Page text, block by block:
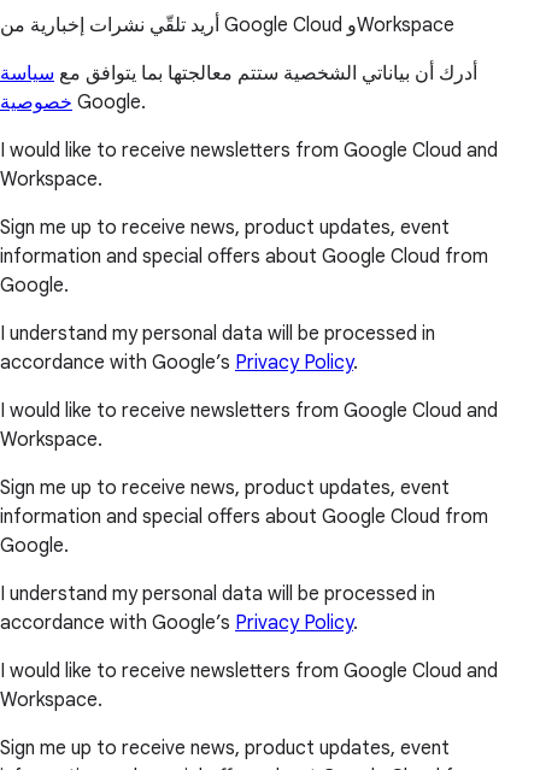
أريد تلقّي نشرات إخبارية من Google Cloud وWorkspace
أدرك أن بياناتي الشخصية ستتم معالجتها بما يتوافق مع سياسة
خصوصية Google.
I would like to receive newsletters from Google Cloud and
Workspace.
Sign me up to receive news, product updates, event
information and special offers about Google Cloud from
Google.
I understand my personal data will be processed in
accordance with Google’s Privacy Policy.
I would like to receive newsletters from Google Cloud and
Workspace.
Sign me up to receive news, product updates, event
information and special offers about Google Cloud from
Google.
I understand my personal data will be processed in
accordance with Google’s Privacy Policy.
I would like to receive newsletters from Google Cloud and
Workspace.
Sign me up to receive news, product updates, event